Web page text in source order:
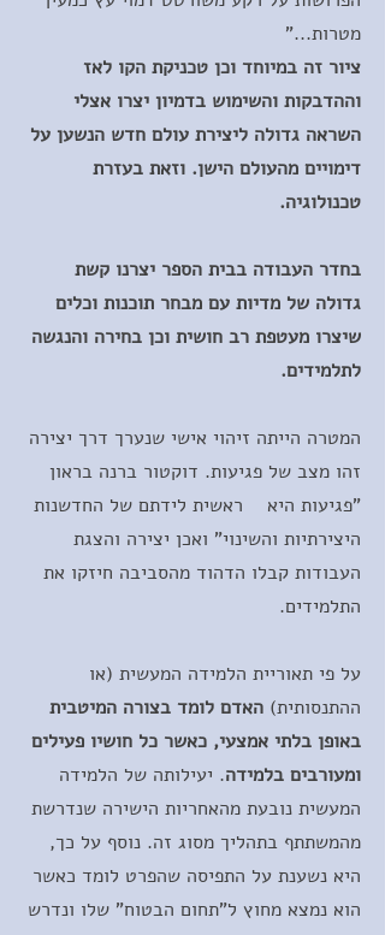
מטרות..."
ציור זה במיוחד וכן טכניקת הקו לאז
וההדבקות והשימוש בדמיון יצרו אצלי
השראה גדולה ליצירת עולם חדש הנשען על
דימויים מהעולם הישן. וזאת בעזרת
טכנולוגיה.
בחדר העבודה בבית הספר יצרנו קשת
גדולה של מדיות עם מבחר תוכנות וכלים
שיצרו מעטפת רב חושית וכן בחירה והנגשה
לתלמידים.
המטרה הייתה זיהוי אישי שנערך דרך יצירה
זהו מצב של פגיעות. דוקטור ברנה בראון
"פגיעות היא ראשית לידתם של החדשנות
היצירתיות והשינוי" ואכן יצירה והצגת
העבודות קבלו הדהוד מהסביבה חיזקו את
התלמידים.
על פי תאוריית הלמידה המעשית (או
ההתנסותית) האדם לומד בצורה המיטבית
באופן בלתי אמצעי, כאשר כל חושיו פעילים
ומעורבים בלמידה. יעילותה של הלמידה
המעשית נובעת מהאחריות הישירה שנדרשת
מהמשתתף בתהליך מסוג זה. נוסף על כך,
היא נשענת על התפיסה שהפרט לומד כאשר
הוא נמצא מחוץ ל"תחום הבטוח" שלו ונדרש